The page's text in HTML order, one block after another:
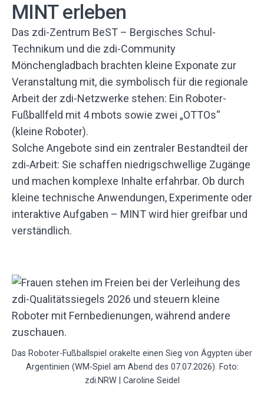
MINT erleben
Das zdi-Zentrum BeST – Bergisches Schul-
Technikum und die zdi-Community
Mönchengladbach brachten kleine Exponate zur
Veranstaltung mit, die symbolisch für die regionale
Arbeit der zdi-Netzwerke stehen: Ein Roboter-
Fußballfeld mit 4 mbots sowie zwei „OTTOs“
(kleine Roboter).
Solche Angebote sind ein zentraler Bestandteil der
zdi‑Arbeit: Sie schaffen niedrigschwellige Zugänge
und machen komplexe Inhalte erfahrbar. Ob durch
kleine technische Anwendungen, Experimente oder
interaktive Aufgaben – MINT wird hier greifbar und
verständlich.
Das Roboter-Fußballspiel orakelte einen Sieg von Ägypten über
Argentinien (WM-Spiel am Abend des 07.07.2026). Foto:
zdi.NRW | Caroline Seidel